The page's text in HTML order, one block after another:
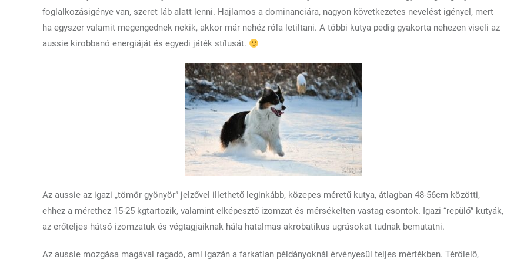
foglalkozásigénye van, szeret láb alatt lenni. Hajlamos a dominanciára, nagyon következetes nevelést igényel, mert
ha egyszer valamit megengednek nekik, akkor már nehéz róla letiltani. A többi kutya pedig gyakorta nehezen viseli az
aussie kirobbanó energiáját és egyedi játék stílusát.
Az aussie az igazi „tömör gyönyör” jelzővel illethető leginkább, közepes méretű kutya, átlagban 48-56cm közötti,
ehhez a mérethez 15-25 kgtartozik, valamint elképesztő izomzat és mérsékelten vastag csontok. Igazi “repülő” kutyák,
az erőteljes hátsó izomzatuk és végtagjaiknak hála hatalmas akrobatikus ugrásokat tudnak bemutatni.
Az aussie mozgása magával ragadó, ami igazán a farkatlan példányoknál érvényesül teljes mértékben. Térölelő,